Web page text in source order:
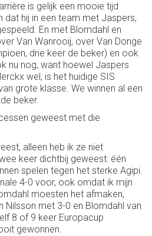
is gelijk een mooie tijd
dat hij in een team met Jaspers,
En met Blomdahl en
Van Wanrooij, over Van Donge
drie keer de beker) en ook
nu nog, want hoewel Jaspers
wel, is het huidige SIS
grote klasse. We winnen al een
beker.
geweest met die
alleen heb ik ze niet
keer dichtbij geweest: één
spelen tegen het sterke Agipi.
4-0 voor, ook omdat ik mijn
moesten het afmaken,
Nilsson met 3-0 en Blomdahl van
8 of 9 keer Europacup
gewonnen.